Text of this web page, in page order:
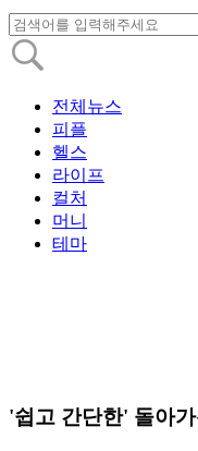
전체뉴스
피플
헬스
라이프
컬처
머니
테마
'쉽고 간단한' 돌아